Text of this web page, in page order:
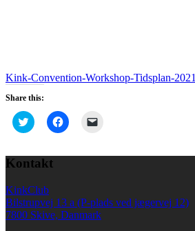
Kink-Convention-Workshop-Tidsplan-2021
Share this:
Click
to
Twitter
(Opens
window)
Click
to
Facebooklink
in
new
window)
Kontakt
KinkClub
Bilstrupvej 13 a (P-plads ved jægervej 12)
7800 Skive, Danmark